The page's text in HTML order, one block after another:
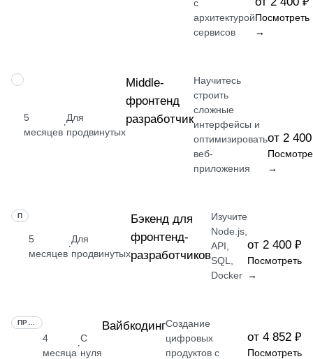
с
архитектурой
сервисов
Посмотреть
→
ПРОФЕССИЯ
5
месяцев
·
Для
продвинутых
Middle-
фронтенд
разработчик
Научитесь
строить
сложные
интерфейсы и
оптимизировать
веб-
приложения
от 2
→
ПРОФЕССИЯ
5
месяцев
·
Для
продвинутых
Бэкенд для
фронтенд-
разработчиков
Изучите
Node.js,
API,
SQL,
Docker
от 2 400 ₽
Посмотреть
→
4
месяца
·
С
нуля
ВайбкодингСоздание
цифровых
продуктов с
от 4 852 ₽
Посмотреть